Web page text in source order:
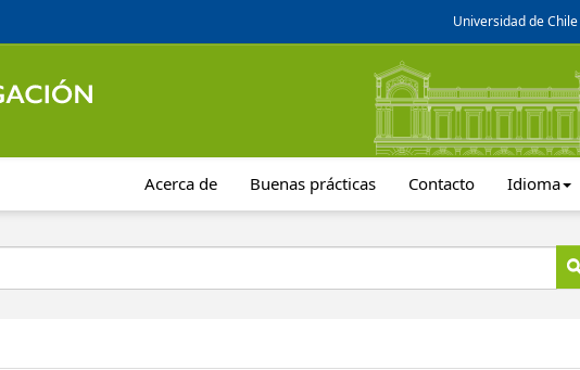
Universidad de Chile
Acerca de Buenas prácticas Contacto Idioma